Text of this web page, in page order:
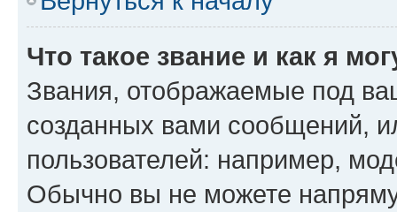
Что такое звание и как я
Звания, отображаемые под
созданных вами сообщений,
пользователей: например,
Обычно вы не можете